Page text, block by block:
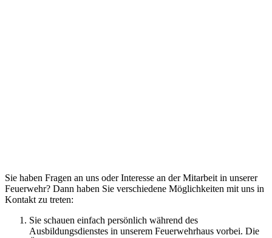
Sie haben Fragen an uns oder Interesse an der Mitarbeit in unserer
Feuerwehr? Dann haben Sie verschiedene Möglichkeiten mit uns in
Kontakt zu treten:
Sie schauen einfach persönlich während des
Ausbildungsdienstes in unserem Feuerwehrhaus vorbei. Die